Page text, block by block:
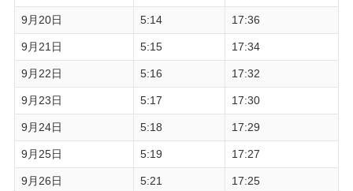
9月20日 5:14 17:36
9月21日 5:15 17:34
9月22日 5:16 17:32
9月23日 5:17 17:30
9月24日 5:18 17:29
9月25日 5:19 17:27
9月26日 5:21 17:25